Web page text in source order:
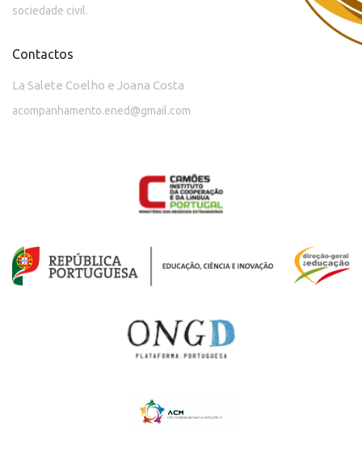
sociedade civil.
Contactos
La Salete Coelho e Joana Costa
acompanhamento.ened@gmail.com